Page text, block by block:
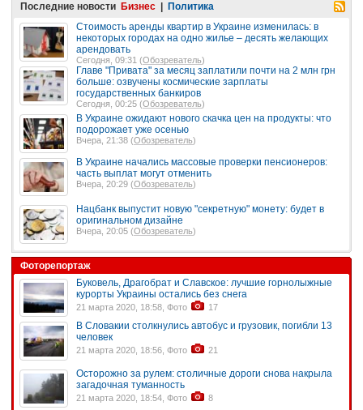
Последние новости Бизнес
Политика
Стоимость аренды квартир в Украине изменилась: в
некоторых городах на одно жилье – десять желающих
арендовать
Сегодня, 09:31 (Обозреватель)
Главе "Привата" за месяц заплатили почти на 2 млн грн
больше: озвучены космические зарплаты
государственных банкиров
Сегодня, 00:25 (Обозреватель)
В Украине ожидают нового скачка цен на продукты: что
подорожает уже осенью
Вчера, 21:38 (Обозреватель)
В Украине начались массовые проверки пенсионеров:
часть выплат могут отменить
Вчера, 20:29 (Обозреватель)
Нацбанк выпустит новую "секретную" монету: будет в
оригинальном дизайне
Вчера, 20:05 (Обозреватель)
Фоторепортаж
Буковель, Драгобрат и Славское: лучшие горнолыжные
курорты Украины остались без снега
21 марта 2020, 18:58, Фото 17
В Словакии столкнулись автобус и грузовик, погибли 13
человек
21 марта 2020, 18:56, Фото 21
Осторожно за рулем: столичные дороги снова накрыла
загадочная туманность
21 марта 2020, 18:54, Фото 8